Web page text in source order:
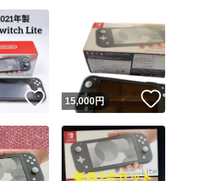
いいね！
15,000円 いいね！